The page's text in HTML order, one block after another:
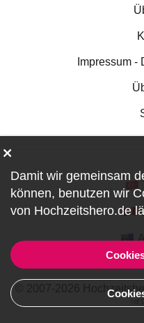
Impressum -
© 2007-2026
Damit wir gemeinsam
können, benutzen wir
von Hochzeitshero.de